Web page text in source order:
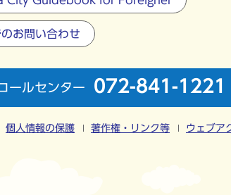
お問い合わせ
ールセンター 072-841-1221
個人情報の保護 著作権・リンク等 ウェブア